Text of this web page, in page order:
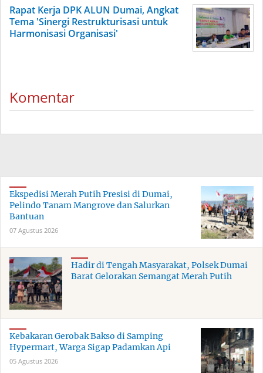
Rapat Kerja DPK ALUN Dumai, Angkat
Tema 'Sinergi Restrukturisasi untuk
Harmonisasi Organisasi'
Komentar
Ekspedisi Merah Putih Presisi di Dumai,
Pelindo Tanam Mangrove dan Salurkan
Bantuan
07 Agustus 2026
Hadir di Tengah Masyarakat, Polsek Dumai
Barat Gelorakan Semangat Merah Putih
Kebakaran Gerobak Bakso di Samping
Hypermart, Warga Sigap Padamkan Api
05 Agustus 2026